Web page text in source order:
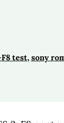
test, sony